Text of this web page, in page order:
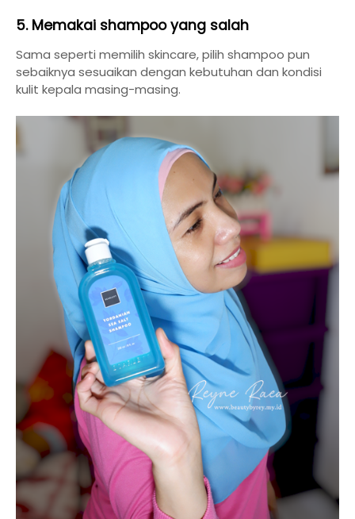
5. Memakai shampoo yang salah
Sama seperti memilih skincare, pilih shampoo pun
sebaiknya sesuaikan dengan kebutuhan dan kondisi
kulit kepala masing-masing.